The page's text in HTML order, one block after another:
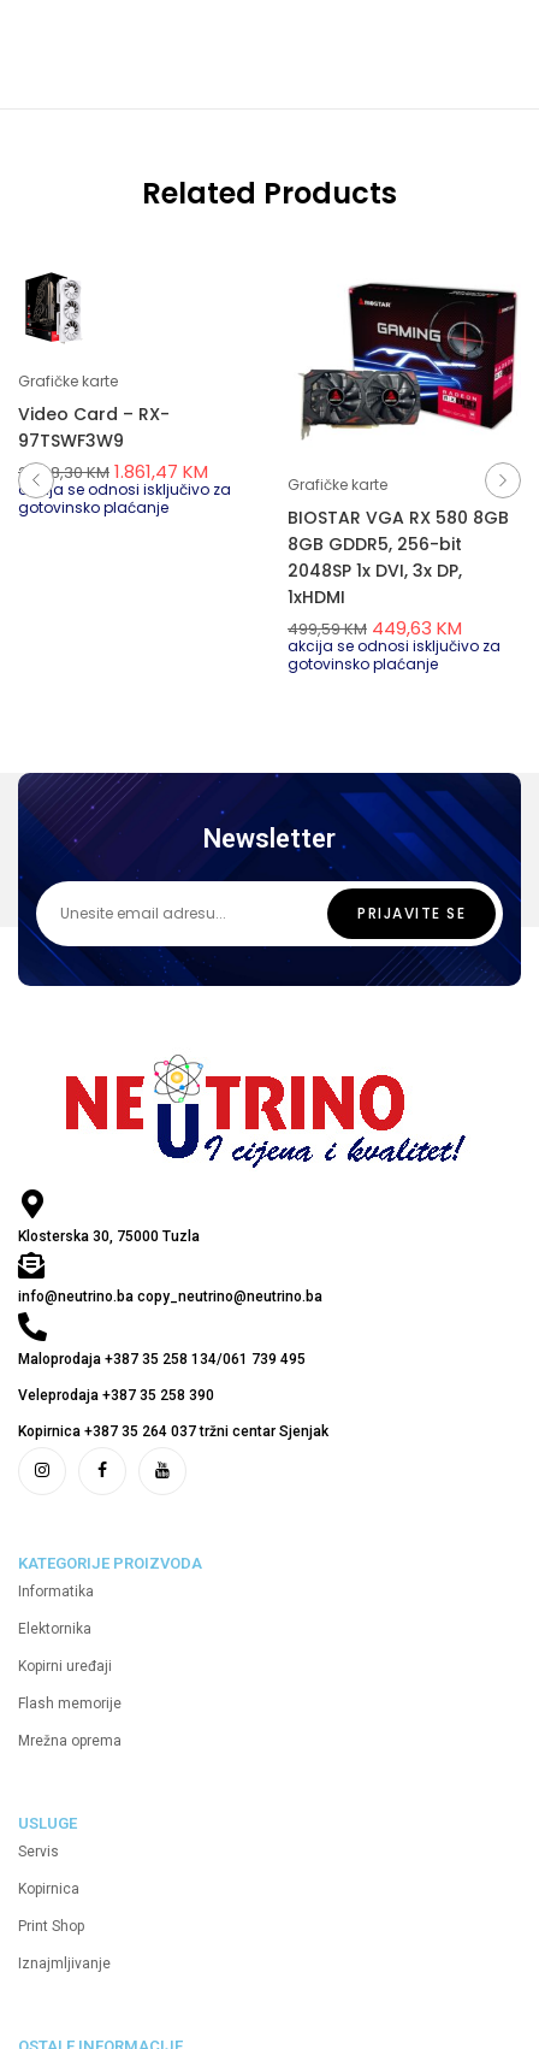
Related Products
Grafičke karte
Video Card – RX-
97TSWF3W9
2.068,30KM 1.861,47 KM
akcija se odnosi isključivo za
gotovinsko plaćanje
Grafičke karte
BIOSTAR VGA RX 580 8GB
8GB GDDR5, 256-bit
2048SP 1x DVI, 3x DP,
1xHDMI
499,59KM 449,63 KM
akcija se odnosi isključivo za
gotovinsko plaćanje
Newsletter
Klosterska 30, 75000 Tuzla
info@neutrino.ba copy_neutrino@neutrino.ba
Maloprodaja +387 35 258 134/061 739 495
Veleprodaja +387 35 258 390
Kopirnica +387 35 264 037 tržni centar Sjenjak
KATEGORIJE PROIZVODA
Informatika
Elektornika
Kopirni uređaji
Flash memorije
Mrežna oprema
USLUGE
Servis
Kopirnica
Print Shop
Iznajmljivanje